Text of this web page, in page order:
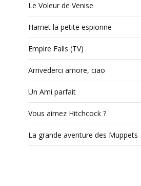
Le Voleur de Venise
Harriet la petite espionne
Empire Falls (TV)
Arrivederci amore, ciao
Un Ami parfait
Vous aimez Hitchcock ?
La grande aventure des Muppets